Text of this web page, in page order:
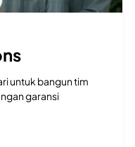
untuk bangun tim
garansi